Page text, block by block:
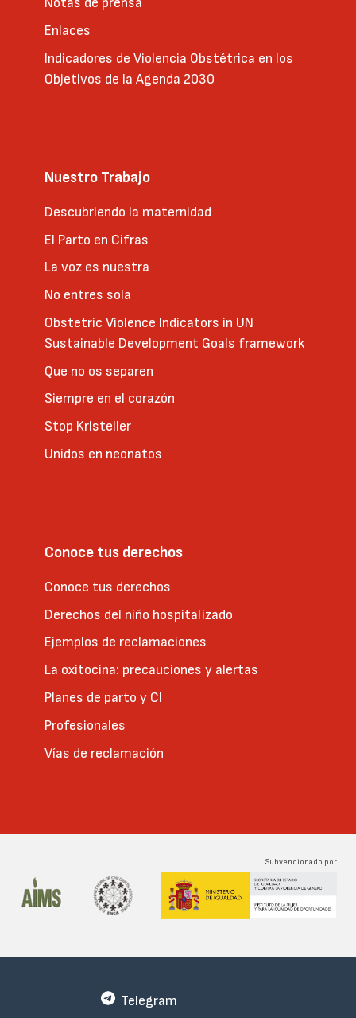
Enlaces
Indicadores de Violencia Obstétrica en los
Objetivos de la Agenda 2030
Nuestro Trabajo
Descubriendo la maternidad
El Parto en Cifras
La voz es nuestra
No entres sola
Obstetric Violence Indicators in UN
Sustainable Development Goals framework
Que no os separen
Siempre en el corazón
Stop Kristeller
Unidos en neonatos
Conoce tus derechos
Conoce tus derechos
Derechos del niño hospitalizado
Ejemplos de reclamaciones
La oxitocina: precauciones y alertas
Planes de parto y CI
Profesionales
Vías de reclamación
Subvencionado por
Telegram